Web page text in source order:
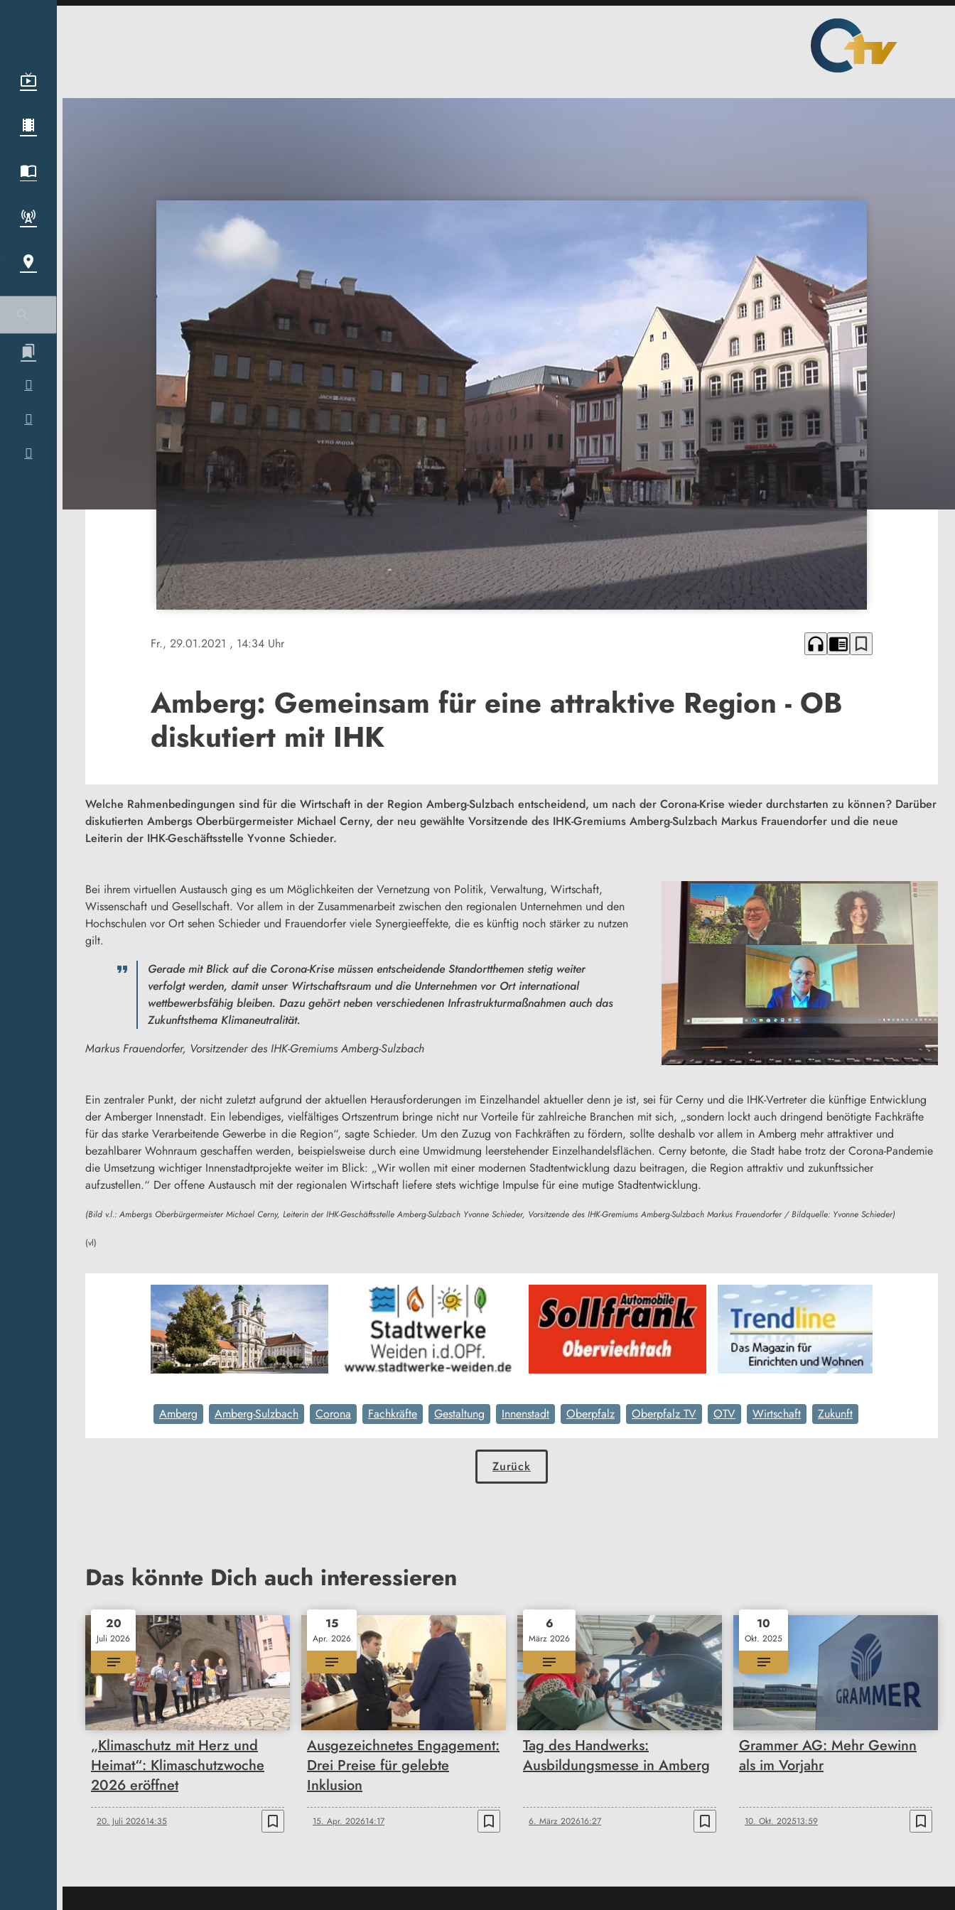
Fr., 29.01.2021 , 14:34 Uhr headphones chrome_reader_mode bookmark_border
Amberg: Gemeinsam für eine attraktive Region - OB
diskutiert mit IHK
Welche Rahmenbedingungen sind für die Wirtschaft in der Region Amberg-Sulzbach entscheidend, um nach der Corona-Krise wieder durchstarten zu können? Darüber
diskutierten Ambergs Oberbürgermeister Michael Cerny, der neu gewählte Vorsitzende des IHK-Gremiums Amberg-Sulzbach Markus Frauendorfer und die neue
Leiterin der IHK-Geschäftsstelle Yvonne Schieder.
Bei ihrem virtuellen Austausch ging es um Möglichkeiten der Vernetzung von Politik, Verwaltung, Wirtschaft,
Wissenschaft und Gesellschaft. Vor allem in der Zusammenarbeit zwischen den regionalen Unternehmen und den
Hochschulen vor Ort sehen Schieder und Frauendorfer viele Synergieeffekte, die es künftig noch stärker zu nutzen
gilt.
Gerade mit Blick auf die Corona-Krise müssen entscheidende Standortthemen stetig weiter
verfolgt werden, damit unser Wirtschaftsraum und die Unternehmen vor Ort international
wettbewerbsfähig bleiben. Dazu gehört neben verschiedenen Infrastrukturmaßnahmen auch das
Zukunftsthema Klimaneutralität.
Markus Frauendorfer, Vorsitzender des IHK-Gremiums Amberg-Sulzbach
Ein zentraler Punkt, der nicht zuletzt aufgrund der aktuellen Herausforderungen im Einzelhandel aktueller denn je ist, sei für Cerny und die IHK-Vertreter die künftige Entwicklung
der Amberger Innenstadt. Ein lebendiges, vielfältiges Ortszentrum bringe nicht nur Vorteile für zahlreiche Branchen mit sich, „sondern lockt auch dringend benötigte Fachkräfte
für das starke Verarbeitende Gewerbe in die Region“, sagte Schieder. Um den Zuzug von Fachkräften zu fördern, sollte deshalb vor allem in Amberg mehr attraktiver und
bezahlbarer Wohnraum geschaffen werden, beispielsweise durch eine Umwidmung leerstehender Einzelhandelsflächen. Cerny betonte, die Stadt habe trotz der Corona-Pandemie
die Umsetzung wichtiger Innenstadtprojekte weiter im Blick: „Wir wollen mit einer modernen Stadtentwicklung dazu beitragen, die Region attraktiv und zukunftssicher
aufzustellen.“ Der offene Austausch mit der regionalen Wirtschaft liefere stets wichtige Impulse für eine mutige Stadtentwicklung.
(Bild v.l.: Ambergs Oberbürgermeister Michael Cerny, Leiterin der IHK-Geschäftsstelle Amberg-Sulzbach Yvonne Schieder, Vorsitzende des IHK-Gremiums Amberg-Sulzbach Markus Frauendorfer / Bildquelle: Yvonne Schieder)
(vl)
Amberg Amberg-Sulzbach Corona Fachkräfte Gestaltung Innenstadt Oberpfalz Oberpfalz TV OTV Wirtschaft Zukunft
Zurück
Das könnte Dich auch interessieren
20
Juli 2026
„Klimaschutz mit Herz und
Heimat“: Klimaschutzwoche
2026 eröffnet
20. Juli 202614:35 bookmark_border
15
Apr. 2026
Ausgezeichnetes Engagement:
Drei Preise für gelebte
Inklusion
15. Apr. 202614:17 bookmark_border
6
März 2026
Tag des Handwerks:
Ausbildungsmesse in Amberg
6. März 202616:27 bookmark_border
10
Okt. 2025
Grammer AG: Mehr Gewinn
als im Vorjahr
10. Okt. 202513:59 bookmark_border